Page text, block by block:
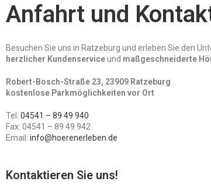
Anfahrt und
Besuchen Sie uns in Ratzeburg und erleben Sie den
herzlicher Kundenserviceund maßgeschneiderte
Robert-Bosch-Straße 23, 23909 Ratzeburg
kostenlose Parkmöglichkeiten vor Ort
Tel: 04541 – 89 49 940
Fax: 04541 – 89 49 942
Email: info@hoerenerleben.de
Kontaktieren Sie uns!